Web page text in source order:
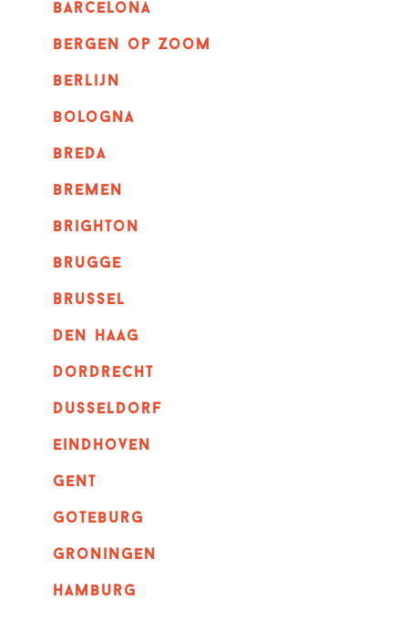
barcelona
bergen op zoom
berlijn
bologna
breda
bremen
brighton
brugge
Brussel
Den haag
dordrecht
dusseldorf
eindhoven
GENT
goteburg
groningen
hamburg